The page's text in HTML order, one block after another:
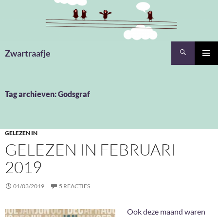
Zwartraafje
Tag archieven: Godsgraf
GELEZEN IN
GELEZEN IN FEBRUARI
2019
01/03/2019 5 REACTIES
Ook deze maand waren